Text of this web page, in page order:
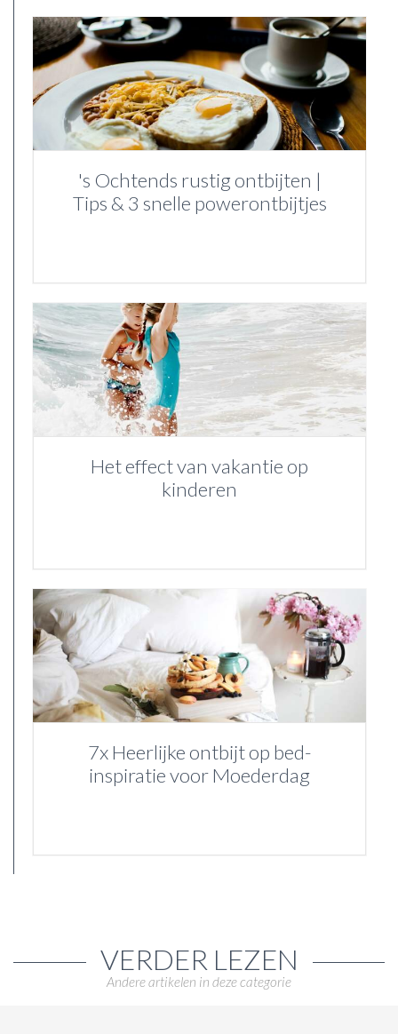
's Ochtends rustig ontbijten |
Tips & 3 snelle powerontbijtjes
Het effect van vakantie op
kinderen
7x Heerlijke ontbijt op bed-
inspiratie voor Moederdag
VERDER LEZEN
Andere artikelen in deze categorie